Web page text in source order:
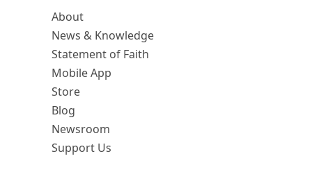
About
News & Knowledge
Statement of Faith
Mobile App
Store
Blog
Newsroom
Support Us